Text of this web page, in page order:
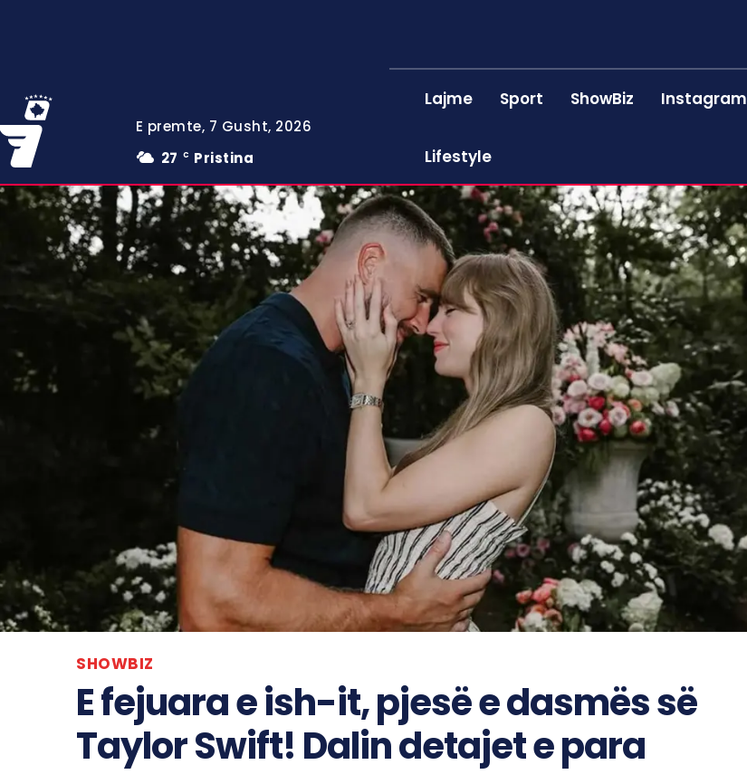
E premte, 7 Gusht, 2026
27
C Pristina
Lajme Sport ShowBiz Instagram
Lifestyle
SHOWBIZ
E fejuara e ish-it, pjesë e dasmës së
Taylor Swift! Dalin detajet e para